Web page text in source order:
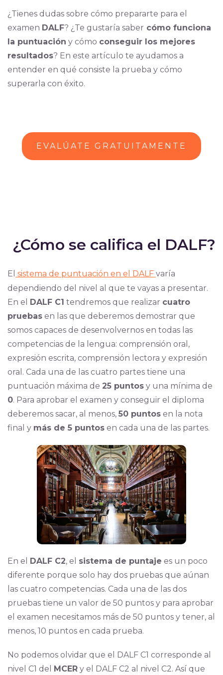
¿Tienes dudas sobre cómo prepararte para el
examen DALF? ¿Te gustaría saber cómo funciona
la puntuación y cómo conseguir los mejores
resultados? En este artículo te ayudamos a
entender en qué consiste la prueba y cómo
superarla con éxito.
EVALÚATE GRATUITAMENTE
¿Cómo se califica el DALF?
El sistema de puntuación en el DALF varía
dependiendo del nivel al que te vayas a presentar.
En el DALF C1 tendremos que realizar cuatro
pruebas en las que deberemos demostrar que
somos capaces de desenvolvernos en todas las
competencias de la lengua: comprensión oral,
expresión escrita, comprensión lectora y expresión
oral. Cada una de las cuatro partes tiene una
puntuación máxima de 25 puntos y una mínima de
0. Para aprobar el examen y conseguir el diploma
deberemos sacar, al menos, 50 puntos en la nota
final y más de 5 puntos en cada una de las partes.
En el DALF C2, el sistema de puntaje es un poco
diferente porque solo hay dos pruebas que aúnan
las cuatro competencias. Cada una de las dos
pruebas tiene un valor de 50 puntos y para aprobar
el examen necesitamos más de 50 puntos y tener, al
menos, 10 puntos en cada prueba.
No podemos olvidar que el DALF C1 corresponde al
nivel C1 del MCER y el DALF C2 al nivel C2. Así que